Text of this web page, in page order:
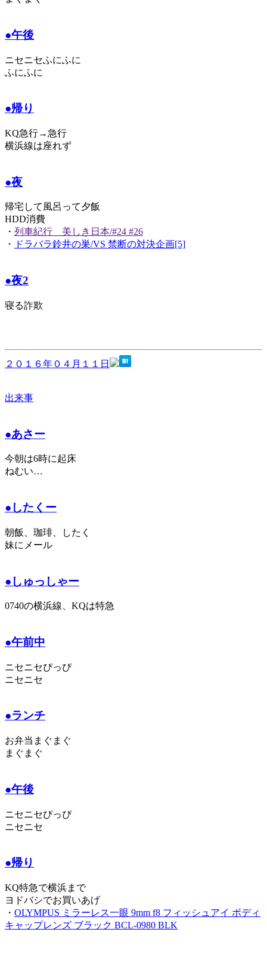
●午後
ニセニセふにふに
ふにふに
●帰り
KQ急行→急行
横浜線は座れず
●夜
帰宅して風呂って夕飯
HDD消費
・ 列車紀行 美しき日本/#24 #26
・
ドラバラ鈴井の巣/VS 禁断の対決企画[5]
●夜2
寝る詐欺
２０１６年０４月１１日
出来事
●あさー
今朝は6時に起床
ねむい…
●したくー
朝飯、珈琲、したく
妹にメール
●しゅっしゃー
0740の横浜線、KQは特急
●午前中
ニセニセぴっぴ
ニセニセ
●ランチ
お弁当まぐまぐ
まぐまぐ
●午後
ニセニセぴっぴ
ニセニセ
●帰り
KQ特急で横浜まで
ヨドバシでお買いあげ
・ OLYMPUS ミラーレス一眼 9mm f8 フィッシュアイ ボディ
キャップレンズ ブラック BCL-0980 BLK